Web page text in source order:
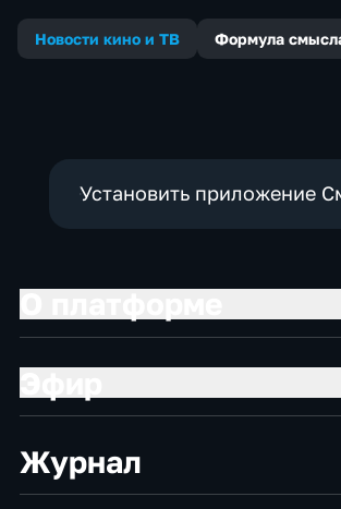
Новости кино и ТВ Формула
Установить приложение
Журнал